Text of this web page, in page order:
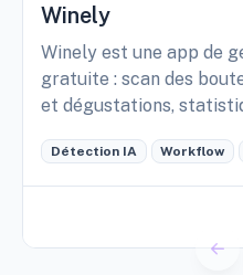
Winely
Winely est une app de
gratuite : scan des
et dégustations,
Détection IA Workflow